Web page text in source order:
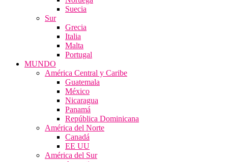
Suecia
Sur
Grecia
Italia
Malta
Portugal
MUNDO
América Central y Caribe
Guatemala
México
Nicaragua
Panamá
República Dominicana
América del Norte
Canadá
EE UU
América del Sur